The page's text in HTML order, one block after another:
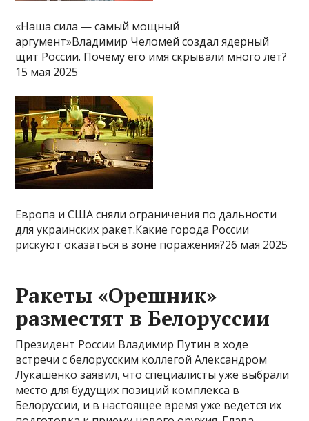
«Наша сила — самый мощный
аргумент»Владимир Челомей создал ядерный
щит России. Почему его имя скрывали много лет?
15 мая 2025
Европа и США сняли ограничения по дальности
для украинских ракет.Какие города России
рискуют оказаться в зоне поражения?26 мая 2025
Ракеты «Орешник»
разместят в Белоруссии
Президент России Владимир Путин в ходе
встречи с белорусским коллегой Александром
Лукашенко заявил, что специалисты уже выбрали
место для будущих позиций комплекса в
Белоруссии, и в настоящее время уже ведется их